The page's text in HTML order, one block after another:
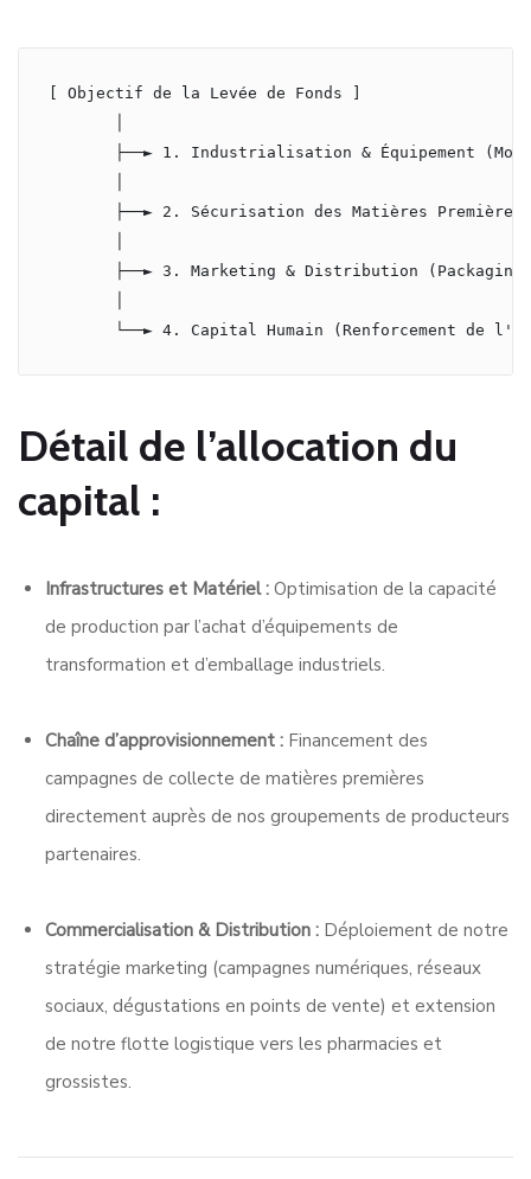
[ Objectif de la Levée de Fonds ]
├──► 1. Industrialisation & Équipement
├──► 2. Sécurisation des Matières
├──► 3. Marketing & Distribution
└──► 4. Capital Humain (Renforcement de
Détail de l’allocation du
capital :
Infrastructures et Matériel :Optimisation de la capacité
de production par l’achat d’équipements de
transformation et d’emballage industriels.
Chaîne d’approvisionnement :Financement des
campagnes de collecte de matières premières
directement auprès de nos groupements de producteurs
partenaires.
Commercialisation & Distribution :Déploiement de notre
stratégie marketing (campagnes numériques, réseaux
sociaux, dégustations en points de vente) et extension
de notre flotte logistique vers les pharmacies et
grossistes.